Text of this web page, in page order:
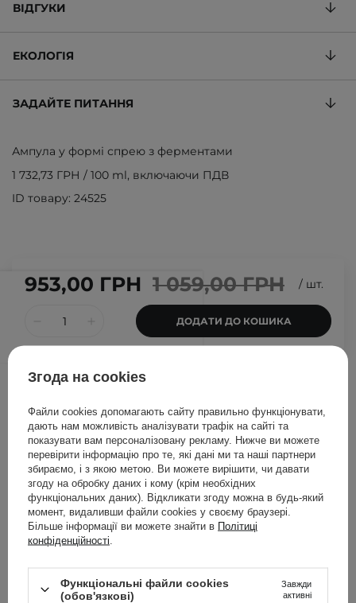
953,00 ГРН 1 059,00 ГРН / шт.
ДОДАТИ ДО КОШИКА
ВІДГУКИ
ЕКОЛОГІЯ
ЗАДАЙТЕ ПИТАННЯ
Ампула у формі спрею з ферментами
1 732,73 ГРН / 100 ml, включаючи ПДВ
ID товару: 24525
Інші клієнти також перевіряли
Згода на cookies
Файли cookies допомагають сайту правильно функціонувати,
дають нам можливість аналізувати трафік на сайті та
показувати вам персоналізовану рекламу. Нижче ви можете
перевірити інформацію про те, які дані ми та наші партнери
збираємо, і з якою метою. Ви можете вирішити, чи давати
згоду на обробку даних і кому (крім необхідних
функціональних даних). Відкликати згоду можна в будь-який
момент, видаливши файли cookies у своєму браузері.
Більше інформації ви можете знайти в Політиці
конфіденційності
Функціональні файли cookies
(обов'язкові)
Завжди
активні